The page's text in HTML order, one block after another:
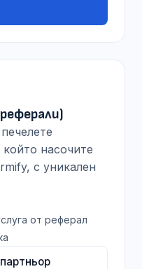
насочите
с уникален
от реферал